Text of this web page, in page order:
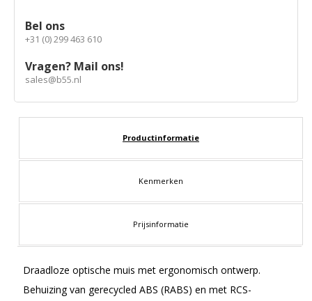
Bel ons
+31 (0) 299 463 610
Vragen? Mail ons!
sales@b55.nl
Productinformatie
Kenmerken
Prijsinformatie
Draadloze optische muis met ergonomisch ontwerp.
Behuizing van gerecycled ABS (RABS) en met RCS-